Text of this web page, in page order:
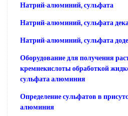
Натрий-алюминий, сульфата
Натрий-алюминий, сульфата
Натрий-алюминий, сульфата
Оборудование для получения
кремнекислоты обработкой
сульфата алюминия
Определение сульфатов в
алюминия